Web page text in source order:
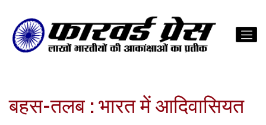
बहस-तलब : भारत में आदिवासियत